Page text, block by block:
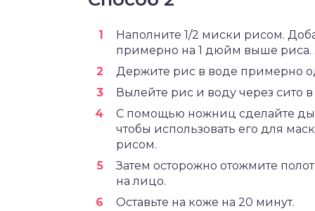
Наполните 1/2 миски рисом.
примерно на 1 дюйм выше
Держите рис в воде примерно
Вылейте рис и воду через сито
С помощью ножниц сделайте
чтобы использовать его для
рисом.
Затем осторожно отожмите
на лицо.
Оставьте на коже на 20 минут.